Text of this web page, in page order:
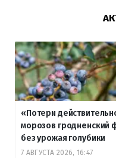
«Потери
морозов гродненский
без урожая голубики
7 АВГУСТА 2026, 16:47